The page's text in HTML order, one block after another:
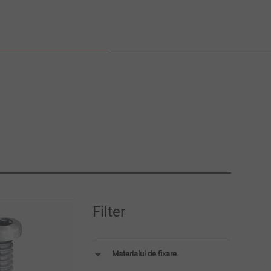
Filter
Materialul de fixare